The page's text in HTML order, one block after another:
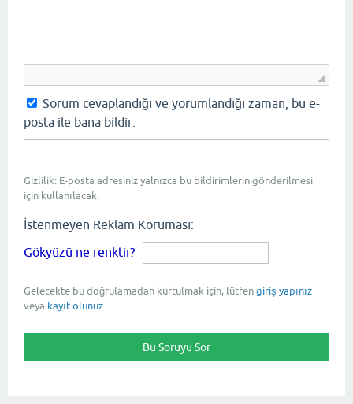
Sorum cevaplandığı ve yorumlandığı zaman, bu e-
posta ile bana bildir:
Gizlilik: E-posta adresiniz yalnızca bu bildirimlerin gönderilmesi
için kullanılacak.
İstenmeyen Reklam Koruması:
Gökyüzü ne renktir?
Gelecekte bu doğrulamadan kurtulmak için, lütfen giriş yapınız
veya kayıt olunuz.